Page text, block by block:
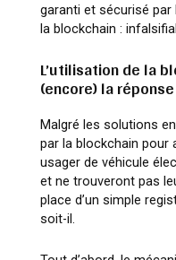
garanti et sécurisé
la blockchain :
L’utilisation de la
(encore) la
Malgré les solutions
par la blockchain pour
usager de véhicule
et ne trouveront pas
place d’un simple
soit-il.